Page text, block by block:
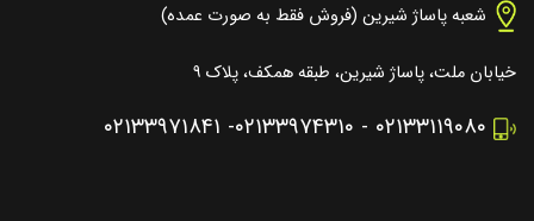
شعبه پاساژ شیرین (فروش فقط به صورت عمده)
خیابان ملت، پاساژ شیرین، طبقه همکف، پلاک ۹
۰۲۱۳۳۱۱۹۰۸۰ - ۰۲۱۳۳۹۷۴۳۱۰- ۰۲۱۳۳۹۷۱۸۴۱